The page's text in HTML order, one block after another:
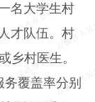
名大学生村
才队伍。村
乡村医生。
覆盖率分别